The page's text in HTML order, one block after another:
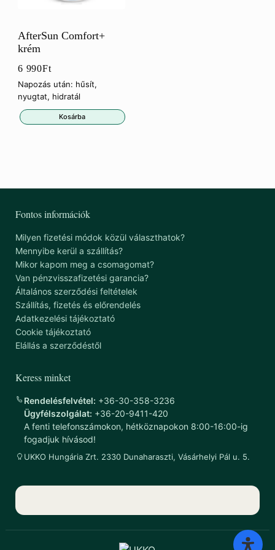
AfterSun Comfort+
krém
6 990Ft
Napozás után: hűsít,
nyugtat, hidratál
Kosárba
Fontos információk
Milyen fizetési módok közül választhatok?
Mennyibe kerül a szállítás?
Mikor kapom meg a csomagomat?
Van pénzvisszafizetési garancia?
Általános szerződési feltételek
Szállítás, fizetés és előrendelés
Adatkezelési tájékoztató
Cookie tájékoztató
Elállás a szerződéstől
Keress minket
Rendelésfelvétel: +36-30-358-3236
Ügyfélszolgálat: +36-20-9411-420
A fenti telefonszámokon, hétköznapokon 8:00-16:00-ig
fogadjuk hívásod!
UKKO Hungária Zrt. 2330 Dunaharaszti, Vásárhelyi Pál u. 5.